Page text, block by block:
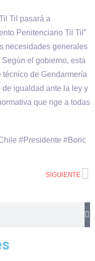
Til pasará a
Penitenciario Til Til”
necesidades generales
el gobierno, esta
de Gendarmería
igualdad ante la ley y
que rige a todas
#Presidente #Boric
SIGUIENTE